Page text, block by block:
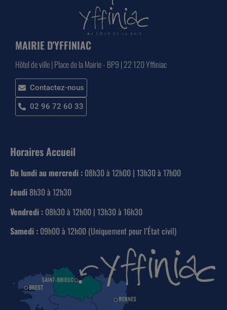
MAIRIE D'YFFINIAC
Hôtel de ville | Place de la Mairie - BP9 | 22 120 Yffiniac
Contactez-nous
02 96 72 60 33
Horaires Accueil
Du lundi au mercredi : 08h30 à 12h00 | 13h30 à 17h00
Jeudi 8h30 à 12h30
Vendredi : 08h30 à 12h00 | 13h30 à 16h30
Samedi : 09h00 à 12h00 (Uniquement pour l’État civil)